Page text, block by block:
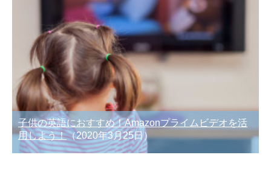
子供の英語におすすめ！Amazonプライムビデオを活
用しよう！（2020年3月25日）